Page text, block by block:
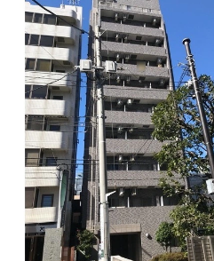
電子ブック）
額試算
電子ブック）